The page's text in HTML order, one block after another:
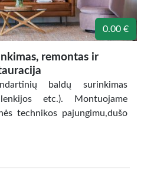
0.00 €
remontas ir
baldų surinkimas
etc.). Montuojame
technikos pajungimu,dušo